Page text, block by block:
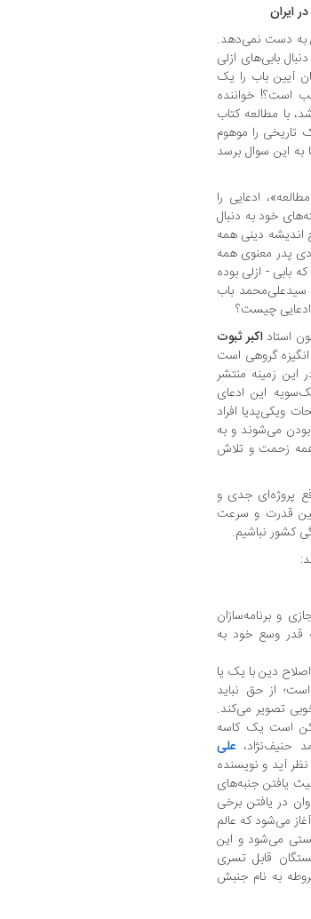
ایران
به دست نمی‌دهد.
بابی‌های ازلی
آیین باب را یک
است؟! خواننده
با مطالعه کتاب
تاریخی را موهوم
این سوال برسد
ادعایی را
خط نوشته‌های خود به دنبال
اندیشه دینی همه
پدر معنوی همه
بابی - ازلی بوده
سیدعلی‌محمد باب
ادعایی چیست؟
استاداکبرثبوت
سوال دارد انگیزه گروهی است
این زمینه منتشر
این ادعای
ویکی‌پدیا افراد
می‌شوند و به
همه زحمت و تلاش
پروژه‌ای جدی و
قدرت و سرعت
کشور نباشیم.
و برنامه‌سازان
قدر وسع خود به
دین با یک یا
از حق نباید
تصویر می‌کند.
است یک کاسه
حنیف‌نژاد،علی
آید و نویسنده
و ایراد نکرده است. (4) اما از حیث یافتن جنبه‌های
در یافتن برخی
می‌شود که عالم
می‌شود و این
قابل تسری
به نام جنبش